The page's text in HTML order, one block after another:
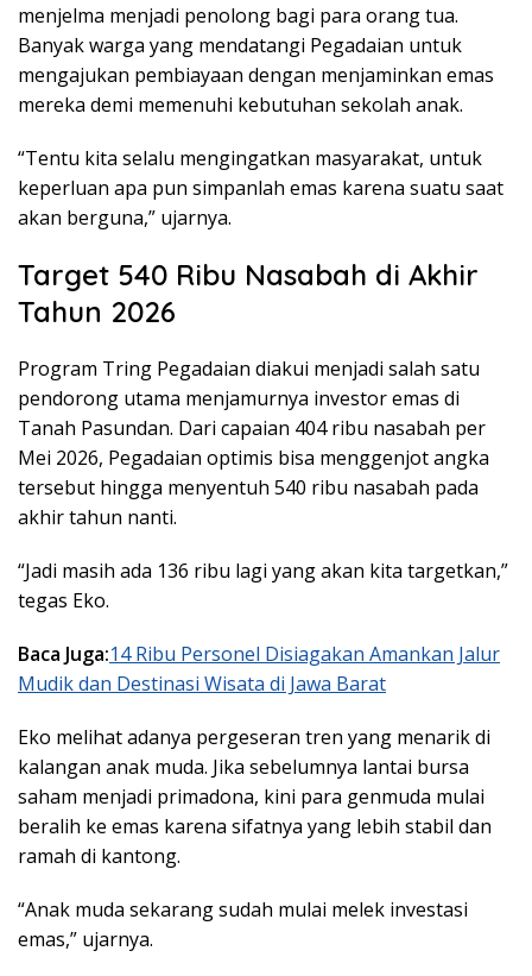
menjelma menjadi penolong bagi para orang tua.
Banyak warga yang mendatangi Pegadaian untuk
mengajukan pembiayaan dengan menjaminkan emas
mereka demi memenuhi kebutuhan sekolah anak.
“Tentu kita selalu mengingatkan masyarakat, untuk
keperluan apa pun simpanlah emas karena suatu saat
akan berguna,” ujarnya.
Target 540 Ribu Nasabah di Akhir
Tahun 2026
Program Tring Pegadaian diakui menjadi salah satu
pendorong utama menjamurnya investor emas di
Tanah Pasundan. Dari capaian 404 ribu nasabah per
Mei 2026, Pegadaian optimis bisa menggenjot angka
tersebut hingga menyentuh 540 ribu nasabah pada
akhir tahun nanti.
“Jadi masih ada 136 ribu lagi yang akan kita targetkan,”
tegas Eko.
Baca Juga:14 Ribu Personel Disiagakan Amankan Jalur
Mudik dan Destinasi Wisata di Jawa Barat
Eko melihat adanya pergeseran tren yang menarik di
kalangan anak muda. Jika sebelumnya lantai bursa
saham menjadi primadona, kini para genmuda mulai
beralih ke emas karena sifatnya yang lebih stabil dan
ramah di kantong.
“Anak muda sekarang sudah mulai melek investasi
emas,” ujarnya.